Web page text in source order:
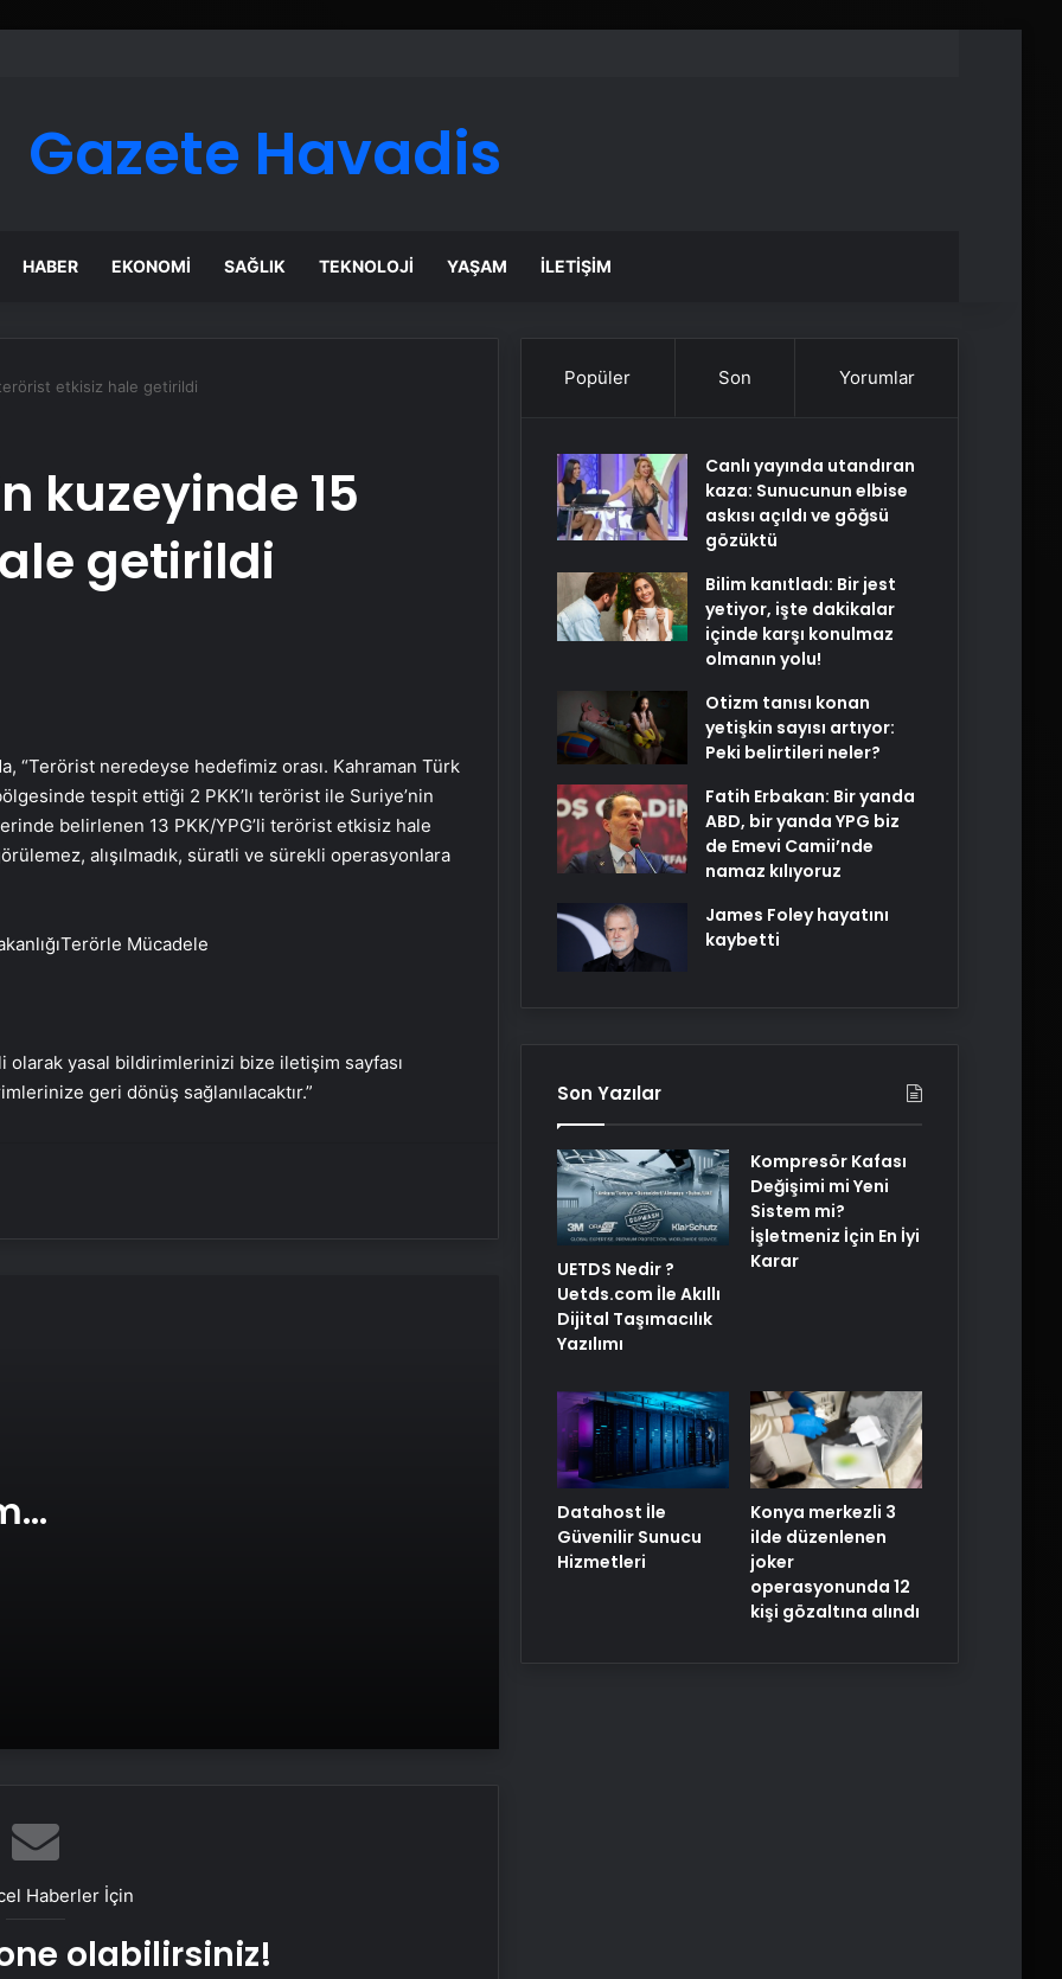
Gazete Havadis
HABER EKONOMI SAĞLIK TEKNOLOJI YAŞAM İLETIŞIM
etkisiz hale getirildi
kuzeyinde 15
getirildi
“Terörist neredeyse hedefimiz orası. Kahraman Türk
tespit ettiği 2 PKK’lı terörist ile Suriye’nin
belirlenen 13 PKK/YPG’li terörist etkisiz hale
alışılmadık, süratli ve sürekli operasyonlara
Mücadele
olarak yasal bildirimlerinizi bize iletişim sayfası
geri dönüş sağlanılacaktır.”
Tasarım Ajansı
Hakan Fidan, Özgür Özel’e yönelik
TBMM’de 112’ye yapılan asılsız ihbar
Haberler İçin
olabilirsiniz!
Popüler Son Yorumlar
Canlı yayında utandıran
kaza: Sunucunun elbise
askısı açıldı ve göğsü
gözüktü
Bilim kanıtladı: Bir jest
yetiyor, işte dakikalar
içinde karşı konulmaz
olmanın yolu!
Otizm tanısı konan
yetişkin sayısı artıyor:
Peki belirtileri neler?
Fatih Erbakan: Bir yanda
ABD, bir yanda YPG biz
de Emevi Camii’nde
namaz kılıyoruz
James Foley hayatını
kaybetti
Son Yazılar
UETDS Nedir ?
Uetds.com İle Akıllı
Dijital Taşımacılık
Yazılımı
Kompresör Kafası
Değişimi mi Yeni
Sistem mi?
İşletmeniz İçin En İyi
Karar
Datahost İle
Güvenilir Sunucu
Hizmetleri
Konya merkezli 3
ilde düzenlenen
joker
operasyonunda 12
kişi gözaltına alındı